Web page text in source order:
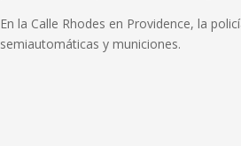
En la Calle Rhodes en Providence, la
semiautomáticas y municiones.